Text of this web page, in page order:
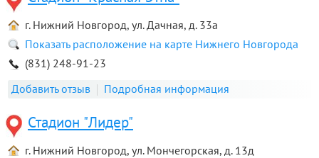
г. Нижний Новгород, ул. Дачная, д. 33а
Показать расположение на карте Нижнего Новгорода
(831) 248-91-23
Добавить отзыв
Подробная информация
Стадион "Лидер"
г. Нижний Новгород, ул. Мончегорская, д. 13д